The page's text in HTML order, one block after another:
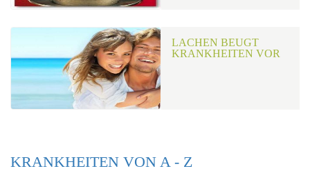
LACHEN BEUGT
KRANKHEITEN VOR
KRANKHEITEN VON A - Z